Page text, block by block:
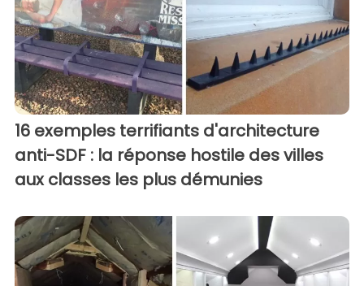
16 exemples terrifiants d'architecture
anti-SDF : la réponse hostile des villes
aux classes les plus démunies